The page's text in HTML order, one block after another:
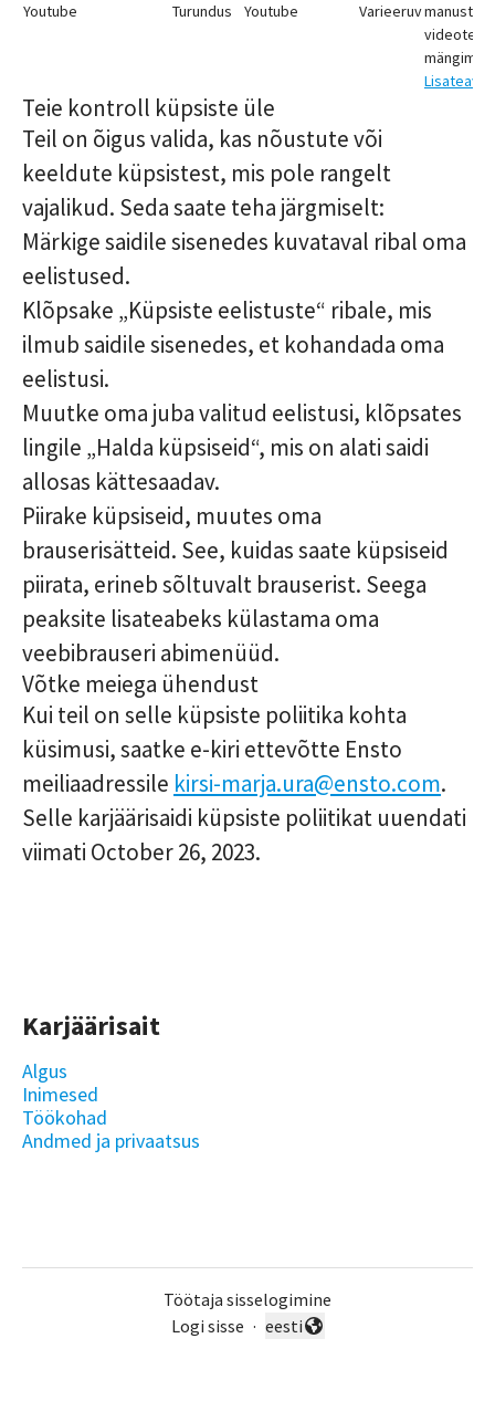
Youtube Turundus Youtube Varieeruv
videote
Lisateave
Teie kontroll küpsiste üle
Teil on õigus valida, kas nõustute või
keeldute küpsistest, mis pole rangelt
vajalikud. Seda saate teha järgmiselt:
Märkige saidile sisenedes kuvataval ribal oma
eelistused.
Klõpsake „Küpsiste eelistuste“ ribale, mis
ilmub saidile sisenedes, et kohandada oma
eelistusi.
Muutke oma juba valitud eelistusi, klõpsates
lingile „Halda küpsiseid“, mis on alati saidi
allosas kättesaadav.
Piirake küpsiseid, muutes oma
brauserisätteid. See, kuidas saate küpsiseid
piirata, erineb sõltuvalt brauserist. Seega
peaksite lisateabeks külastama oma
veebibrauseri abimenüüd.
Võtke meiega ühendust
Kui teil on selle küpsiste poliitika kohta
küsimusi, saatke e-kiri ettevõtte Ensto
meiliaadressile kirsi-marja.ura@ensto.com.
Selle karjäärisaidi küpsiste poliitikat uuendati
viimati October 26, 2023.
Karjäärisait
Algus
Inimesed
Töökohad
Andmed ja privaatsus
Töötaja sisselogimine
Logi sisse ·
Vaheta keelt
eesti